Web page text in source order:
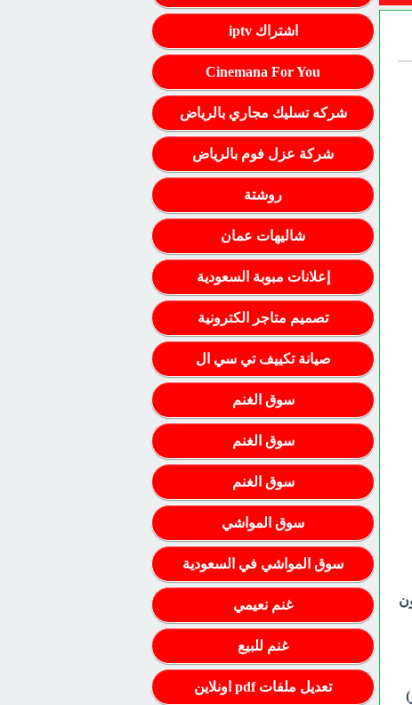
اشتراك iptv
Cinemana For You
شركه تسليك مجاري بالرياض
شركة عزل فوم بالرياض
روشتة
شاليهات عمان
إعلانات مبوبة السعودية
تصميم متاجر الكترونية
صيانة تكييف تي سي ال
سوق الغنم
سوق الغنم
سوق الغنم
سوق المواشي
سوق المواشي في السعودية
غنم نعيمي
غنم للبيع
تعديل ملفات pdf اونلاين